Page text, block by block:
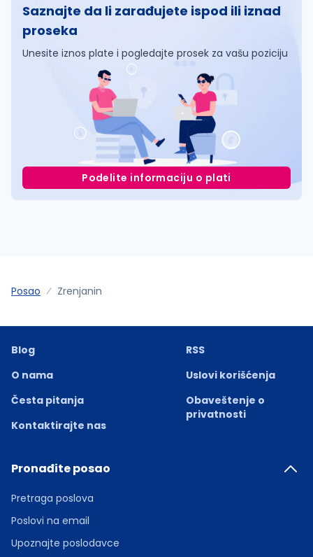
Saznajte da li zarađujete ispod ili iznad
proseka
Unesite iznos plate i pogledajte prosek za vašu poziciju
Podelite informaciju o plati
Posao Zrenjanin
Blog
O nama
Česta pitanja
Kontaktirajte nas
RSS
Uslovi korišćenja
Obaveštenje o
privatnosti
Pronađite posao
Pretraga poslova
Poslovi na email
Upoznajte poslodavce